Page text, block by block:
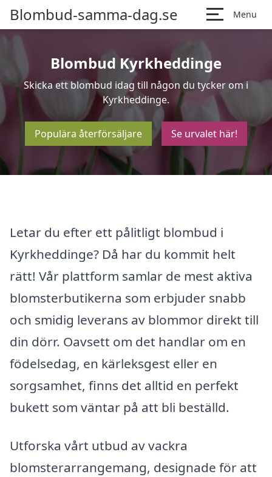
Blombud-samma-dag.se Menu
Blombud Kyrkheddinge
Skicka ett blombud idag till någon du tycker om i
Kyrkheddinge.
Populära återförsäljare Se urvalet här!
Letar du efter ett pålitligt blombud i
Kyrkheddinge? Då har du kommit helt
rätt! Vår plattform samlar de mest aktiva
blomsterbutikerna som erbjuder snabb
och smidig leverans av blommor direkt till
din dörr. Oavsett om det handlar om en
födelsedag, en kärleksgest eller en
sorgsamhet, finns det alltid en perfekt
bukett som väntar på att bli beställd.
Utforska vårt utbud av vackra
blomsterarrangemang, designade för att